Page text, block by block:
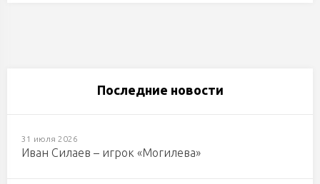
Последние новости
31 июля 2026
Иван Силаев – игрок «Могилева»